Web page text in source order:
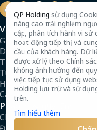
Về chúng tôi
Giới thiệu
Dự án
Tin tức
Tuyển dụng
Hồ sơ năng lực
Câu hỏi thường gặp
Pháp lý & quy định
Chính sách bảo mật
Điều khoản
QP Holding sử dụng
nâng cao trải nghiệm
cập, phân tích hành vi sử
hoạt động tiếp thị và
cầu của khách hàng. Dữ
được xử lý theo Chính
không ảnh hưởng đến
việc tiếp tục sử dụng
Holding lưu trữ và sử
trên.
Tìm hiểu thêm